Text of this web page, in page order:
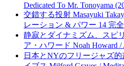
Dedicated To Mr. Tonoyama
交錯する投射 Masayuki
レーション & パワー 14 完
静寂とダイナミズム、スピ
ア・ハワード Noah Howard /
日本とNYのフリージャズ